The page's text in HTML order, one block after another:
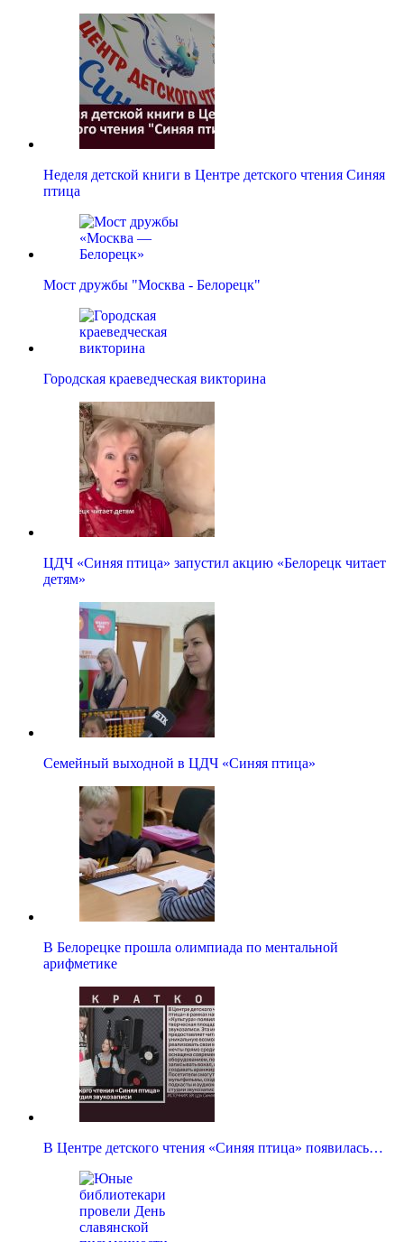
Неделя детской книги в Центре детского чтения Синяя
птица
Мост дружбы "Москва - Белорецк"
Городская краеведческая викторина
ЦДЧ «Синяя птица» запустил акцию «Белорецк читает
детям»
Семейный выходной в ЦДЧ «Синяя птица»
В Белорецке прошла олимпиада по ментальной
арифметике
В Центре детского чтения «Синяя птица» появилась…